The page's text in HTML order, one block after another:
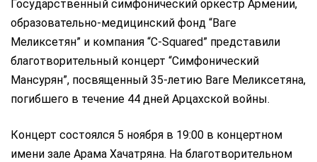
Государственный симфонический оркестр Армении,
образовательно-медицинский фонд “Ваге
Меликсетян” и компания “C-Squared” представили
благотворительный концерт “Симфонический
Мансурян”, посвященный 35-летию Ваге Меликсетяна,
погибшего в течение 44 дней Арцахской войны.
Концерт состоялся 5 ноября в 19:00 в концертном
имени зале Арама Хачатряна. На благотворительном